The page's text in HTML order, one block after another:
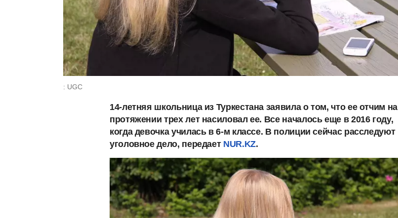
: UGC
14-летняя школьница из Туркестана заявила о том, что ее отчим на
протяжении трех лет насиловал ее. Все началось еще в 2016 году,
когда девочка училась в 6-м классе. В полиции сейчас расследуют
уголовное дело, передает NUR.KZ.